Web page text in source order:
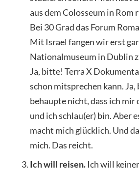
aus dem Colosseum in Rom
Bei 30 Grad das Forum
Mit Israel fangen wir erst
Nationalmuseum in Dublin
Ja, bitte! Terra X
schon mitsprechen kann.
behaupte nicht, dass ich mir
und ich schlau(er) bin. Aber
macht mich glücklich. Und
mich. Das reicht.
Ich will reisen.Ich will